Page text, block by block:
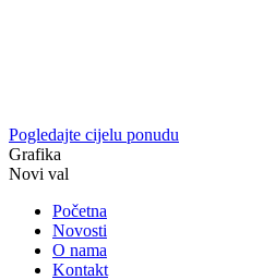
Pogledajte cijelu ponudu
Grafika
Novi val
Početna
Novosti
O nama
Kontakt